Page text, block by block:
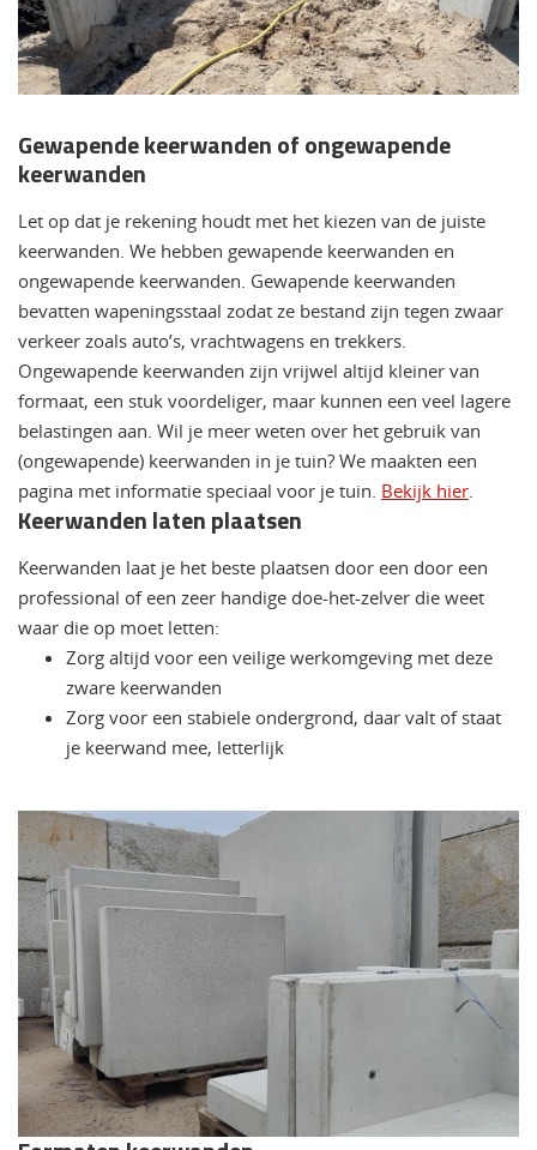
Gewapende keerwanden of ongewapende
keerwanden
Let op dat je rekening houdt met het kiezen van de juiste
keerwanden. We hebben gewapende keerwanden en
ongewapende keerwanden. Gewapende keerwanden
bevatten wapeningsstaal zodat ze bestand zijn tegen zwaar
verkeer zoals auto’s, vrachtwagens en trekkers.
Ongewapende keerwanden zijn vrijwel altijd kleiner van
formaat, een stuk voordeliger, maar kunnen een veel lagere
belastingen aan. Wil je meer weten over het gebruik van
(ongewapende) keerwanden in je tuin? We maakten een
pagina met informatie speciaal voor je tuin. Bekijk hier.
Keerwanden laten plaatsen
Keerwanden laat je het beste plaatsen door een door een
professional of een zeer handige doe-het-zelver die weet
waar die op moet letten:
Zorg altijd voor een veilige werkomgeving met deze
zware keerwanden
Zorg voor een stabiele ondergrond, daar valt of staat
je keerwand mee, letterlijk